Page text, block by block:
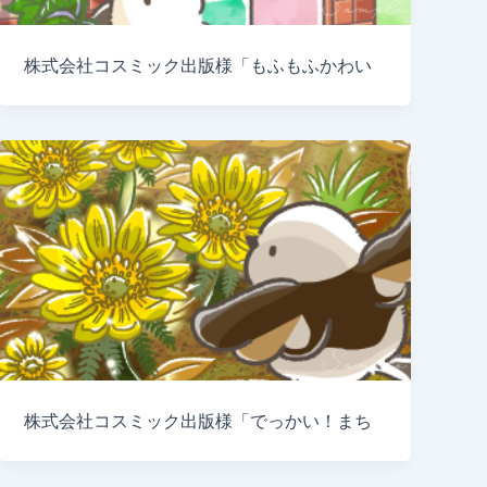
株式会社コスミック出版様「もふもふかわい
株式会社コスミック出版様「でっかい！まち